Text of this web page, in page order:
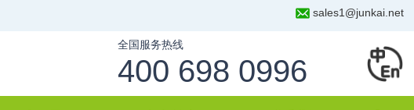
sales1@junkai.net
全国服务热线
400 698 0996